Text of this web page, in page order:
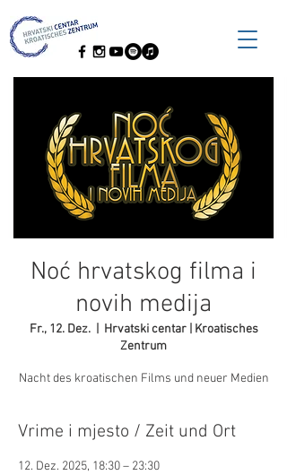
Noć hrvatskog filma i
novih medija
Fr., 12. Dez.
  |
Hrvatski centar | Kroatisches
Zentrum
Nacht des kroatischen Films und neuer Medien
Vrime i mjesto / Zeit und Ort
12. Dez. 2025, 18:30 – 23:30